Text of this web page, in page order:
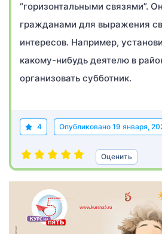
“горизонтальными связями”.
гражданами для выражения
интересов. Например,
какому-нибудь деятелю в
организовать субботник.
4 Опубликовано 19 января,
Оценить